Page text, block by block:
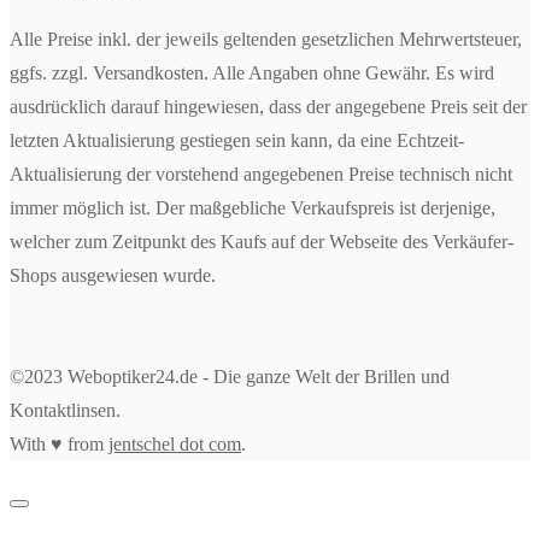
Alle Preise inkl. der jeweils geltenden gesetzlichen Mehrwertsteuer,
ggfs. zzgl. Versandkosten. Alle Angaben ohne Gewähr. Es wird
ausdrücklich darauf hingewiesen, dass der angegebene Preis seit der
letzten Aktualisierung gestiegen sein kann, da eine Echtzeit-
Aktualisierung der vorstehend angegebenen Preise technisch nicht
immer möglich ist. Der maßgebliche Verkaufspreis ist derjenige,
welcher zum Zeitpunkt des Kaufs auf der Webseite des Verkäufer-
Shops ausgewiesen wurde.
©2023 Weboptiker24.de - Die ganze Welt der Brillen und
Kontaktlinsen.
With ♥ from jentschel dot com.